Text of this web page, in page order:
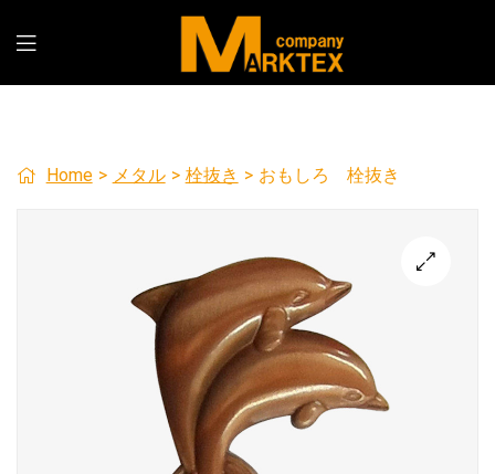
Home > メタル > 栓抜き > おもしろ 栓抜き